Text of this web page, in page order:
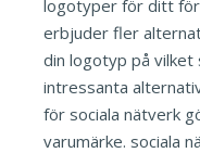
logotyper för ditt
erbjuder fler
din logotyp på vilket
intressanta
för sociala nätverk
varumärke. sociala